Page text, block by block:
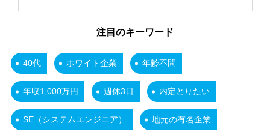
注目のキーワード
40代 ホワイト企業 年齢不問
年収1,000万円 週休3日 内定とりたい
SE（システムエンジニア） 地元の有名企業